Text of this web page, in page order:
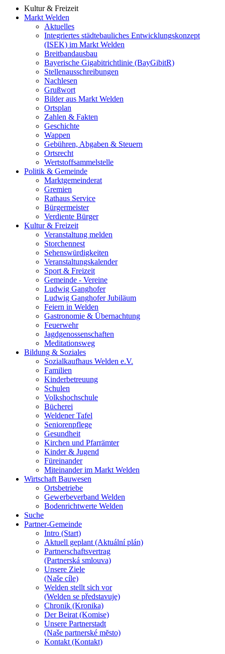
Kultur & Freizeit
Markt Welden
Aktuelles
Integriertes städtebauliches Entwicklungskonzept
(ISEK) im Markt Welden
Breitbandausbau
Bayerische Gigabitrichtlinie (BayGibitR)
Stellenausschreibungen
Nachlesen
Grußwort
Bilder aus Markt Welden
Ortsplan
Zahlen & Fakten
Geschichte
Wappen
Gebühren, Abgaben & Steuern
Ortsrecht
Wertstoffsammelstelle
Politik & Gemeinde
Marktgemeinderat
Gremien
Rathaus Service
Bürgermeister
Verdiente Bürger
Kultur & Freizeit
Veranstaltung melden
Storchennest
Sehenswürdigkeiten
Veranstaltungskalender
Sport & Freizeit
Gemeinde - Vereine
Ludwig Ganghofer
Ludwig Ganghofer Jubiläum
Feiern in Welden
Gastronomie & Übernachtung
Feuerwehr
Jagdgenossenschaften
Meditationsweg
Bildung & Soziales
Sozialkaufhaus Welden e.V.
Familien
Kinderbetreuung
Schulen
Volkshochschule
Bücherei
Weldener Tafel
Seniorenpflege
Gesundheit
Kirchen und Pfarrämter
Kinder & Jugend
Füreinander
Miteinander im Markt Welden
Wirtschaft Bauwesen
Ortsbetriebe
Gewerbeverband Welden
Bodenrichtwerte Welden
Suche
Partner-Gemeinde
Intro (Start)
Aktuell geplant (Aktuální plán)
Partnerschaftsvertrag
(Partnerská smlouva)
Unsere Ziele
(Naše cíle)
Welden stellt sich vor
(Welden se představuje)
Chronik (Kronika)
Der Beirat (Komise)
Unsere Partnerstadt
(Naše partnerské mĕsto)
Kontakt (Kontakt)